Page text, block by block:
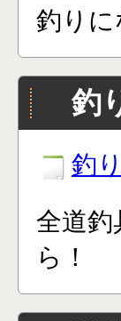
釣り
釣
釣
全道
ら！